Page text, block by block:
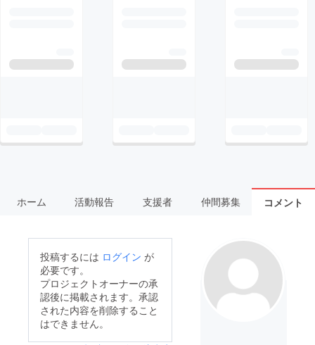
ホーム 活動報告 支援者 仲間募集 コメント
投稿するには ログイン が
必要です。
プロジェクトオーナーの承
認後に掲載されます。承認
された内容を削除すること
はできません。